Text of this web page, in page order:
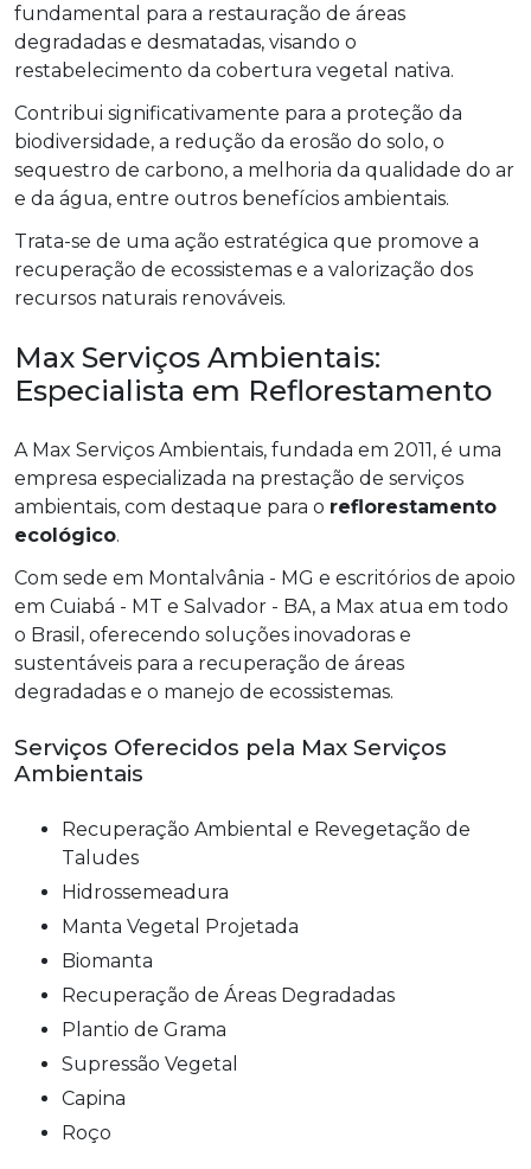
fundamental para a restauração de áreas
degradadas e desmatadas, visando o
restabelecimento da cobertura vegetal nativa.
Contribui significativamente para a proteção da
biodiversidade, a redução da erosão do solo, o
sequestro de carbono, a melhoria da qualidade do ar
e da água, entre outros benefícios ambientais.
Trata-se de uma ação estratégica que promove a
recuperação de ecossistemas e a valorização dos
recursos naturais renováveis.
Max Serviços Ambientais:
Especialista em Reflorestamento
A Max Serviços Ambientais, fundada em 2011, é uma
empresa especializada na prestação de serviços
ambientais, com destaque para o reflorestamento
ecológico.
Com sede em Montalvânia - MG e escritórios de apoio
em Cuiabá - MT e Salvador - BA, a Max atua em todo
o Brasil, oferecendo soluções inovadoras e
sustentáveis para a recuperação de áreas
degradadas e o manejo de ecossistemas.
Serviços Oferecidos pela Max Serviços
Ambientais
Recuperação Ambiental e Revegetação de
Taludes
Hidrossemeadura
Manta Vegetal Projetada
Biomanta
Recuperação de Áreas Degradadas
Plantio de Grama
Supressão Vegetal
Capina
Roço